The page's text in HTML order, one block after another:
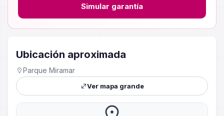
Simular garantía
Ubicación aproximada
Parque Miramar
Ver mapa grande